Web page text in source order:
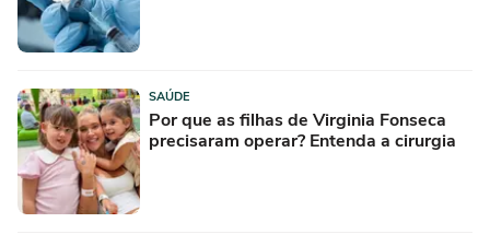
SAÚDE
Por que as filhas de Virginia Fonseca
precisaram operar? Entenda a cirurgia